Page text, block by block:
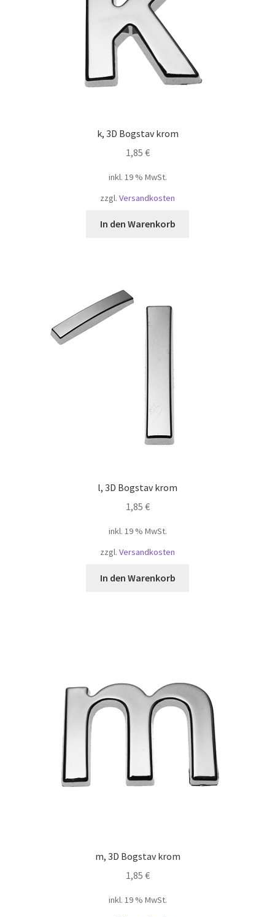
k, 3D Bogstav krom
1,85 €
inkl. 19 % MwSt.
zzgl. Versandkosten
In den Warenkorb
l, 3D Bogstav krom
1,85 €
inkl. 19 % MwSt.
zzgl. Versandkosten
In den Warenkorb
m, 3D Bogstav krom
1,85 €
inkl. 19 % MwSt.